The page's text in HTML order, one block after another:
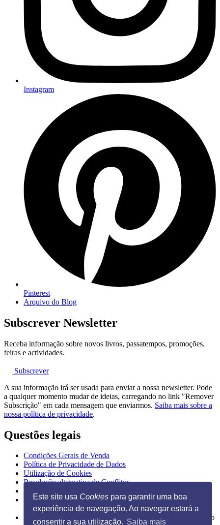
Este site usa Cookies para garantir uma boa
experiência de navegação. Ao navegar estará a
consentir a sua utilização. Saiba mais
Instagram
Pinterest
Arquivo do Blog
Subscrever Newsletter
Receba informação sobre novos livros, passatempos, promoções,
feiras e actividades.
Subscrever
A sua informação irá ser usada para enviar a nossa newsletter. Pode
a qualquer momento mudar de ideias, carregando no link "Remover
Subscrição" em cada mensagem que enviarmos. Saiba mais sobre a
nossa política de privacidade.
Questões legais
Condições Gerais de Venda
Política de Privacidade de Dados
Utilização de Cookies
Resolução alternativa de Conflitos
Ilustração na página inicial de Guido Van Genechten, do livro